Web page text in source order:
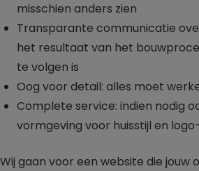
misschien anders zien
Transparante communicatie
het resultaat van het
te volgen is
Oog voor detail: alles moet
Complete service: indien nodig
vormgeving voor huisstijl en
Wij gaan voor een website die jouw